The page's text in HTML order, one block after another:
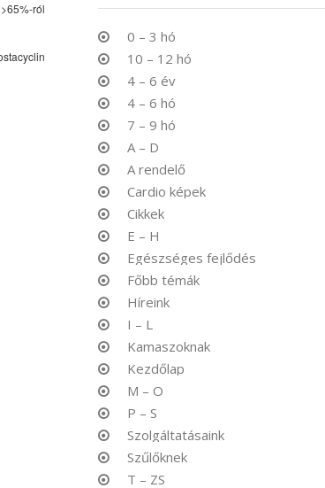
ról
0 – 3 hó
10 – 12 hó
4 – 6 év
4 – 6 hó
7 – 9 hó
A – D
A rendelő
Cardio képek
Cikkek
E – H
Egészséges fejlődés
Főbb témák
Híreink
I – L
Kamaszoknak
Kezdőlap
M – O
P – S
Szolgáltatásaink
Szűlőknek
T – ZS